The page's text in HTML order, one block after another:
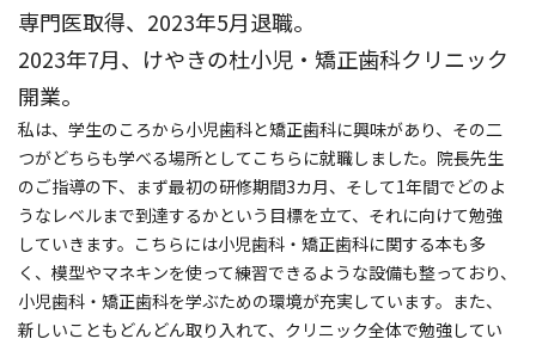
専門医取得、2023年5月退職。
2023年7月、けやきの杜小児・矯正歯科クリニック
開業。
私は、学生のころから小児歯科と矯正歯科に興味があり、その二
つがどちらも学べる場所としてこちらに就職しました。院長先生
のご指導の下、まず最初の研修期間3カ月、そして1年間でどのよ
うなレベルまで到達するかという目標を立て、それに向けて勉強
していきます。こちらには小児歯科・矯正歯科に関する本も多
く、模型やマネキンを使って練習できるような設備も整っており、
小児歯科・矯正歯科を学ぶための環境が充実しています。また、
新しいこともどんどん取り入れて、クリニック全体で勉強してい